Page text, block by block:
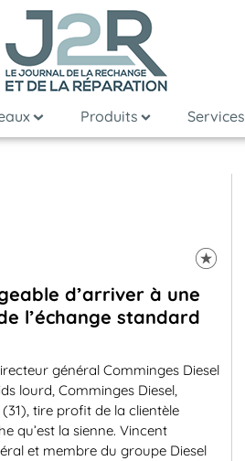
Produits Services
d’arriver à une
l’échange standard
général Comminges Diesel
lourd, Comminges Diesel,
tire profit de la clientèle
qu’est la sienne. Vincent
et membre du groupe Diesel